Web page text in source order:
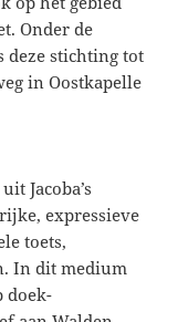
Onder de
deze stichting tot
in Oostkapelle
Jacoba’s
expressieve
toets,
In dit medium
doek-